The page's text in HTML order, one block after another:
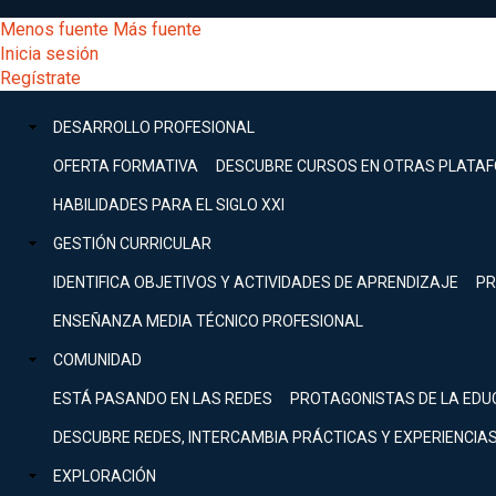
al
contenido
principal
[Educarchile
Escritorio]
Menú
entrar
mi
Menos fuente Más fuente
Inicia sesión
Regístrate
Menú
principal
DESARROLLO PROFESIONAL
OFERTA FORMATIVA DESCUBRE CURSOS EN OTRAS
HABILIDADES PARA EL SIGLO XXI
GESTIÓN CURRICULAR
IDENTIFICA OBJETIVOS Y ACTIVIDADES DE APRENDIZAJE
ENSEÑANZA MEDIA TÉCNICO PROFESIONAL
COMUNIDAD
ESTÁ PASANDO EN LAS REDES PROTAGONISTAS DE LA
DESCUBRE REDES, INTERCAMBIA PRÁCTICAS Y EXPERIENCIAS
EXPLORACIÓN
Buscar
Menú
principal
DESARROLLO
Expand
GESTIÓN
Expand
COMUNIDAD
Expand
EXPLORACIÓN
[Educarchile
Inicia